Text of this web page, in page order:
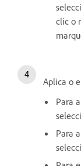
clic o
Aplica o
Para
Para